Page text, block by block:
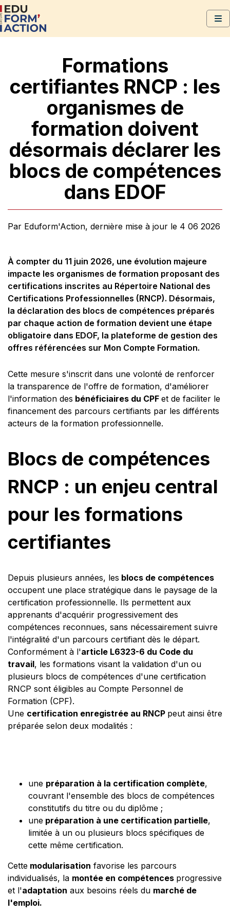
Formations
certifiantes RNCP : les
organismes de
formation doivent
désormais déclarer les
blocs de compétences
dans EDOF
Par Eduform'Action, dernière mise à jour le 4 06 2026
À compter du 11 juin 2026, une évolution majeure
impacte les organismes de formation proposant des
certifications inscrites au Répertoire National des
Certifications Professionnelles (RNCP). Désormais,
la déclaration des blocs de compétences préparés
par chaque action de formation devient une étape
obligatoire dans EDOF, la plateforme de gestion des
offres référencées sur Mon Compte Formation.
Cette mesure s'inscrit dans une volonté de renforcer
la transparence de l'offre de formation, d'améliorer
l'information des bénéficiaires du CPF et de faciliter le
financement des parcours certifiants par les différents
acteurs de la formation professionnelle.
Blocs de compétences
RNCP : un enjeu central
pour les formations
certifiantes
Depuis plusieurs années, les blocs de compétences
occupent une place stratégique dans le paysage de la
certification professionnelle. Ils permettent aux
apprenants d'acquérir progressivement des
compétences reconnues, sans nécessairement suivre
l'intégralité d'un parcours certifiant dès le départ.
Conformément à l'article L6323-6 du Code du
travail, les formations visant la validation d'un ou
plusieurs blocs de compétences d'une certification
RNCP sont éligibles au Compte Personnel de
Formation (CPF).
Une certification enregistrée au RNCP peut ainsi être
préparée selon deux modalités :
une préparation à la certification complète,
couvrant l'ensemble des blocs de compétences
constitutifs du titre ou du diplôme ;
une préparation à une certification partielle,
limitée à un ou plusieurs blocs spécifiques de
cette même certification.
Cette modularisation favorise les parcours
individualisés, la montée en compétences progressive
et l'adaptation aux besoins réels du marché de
l'emploi.